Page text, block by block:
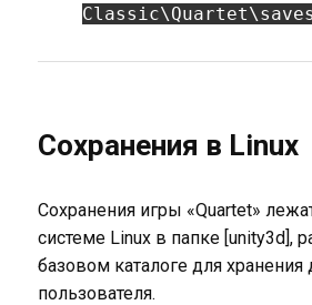
Сохранения в Linux
Сохранения игры «Quartet»
системе Linux в папке [unity3d],
базовом каталоге для хранения
пользователя.